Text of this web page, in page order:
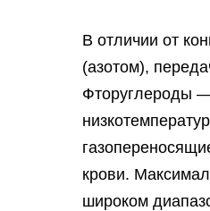
В отличии от
(азотом),
Фторуглероды —
крови.
широком